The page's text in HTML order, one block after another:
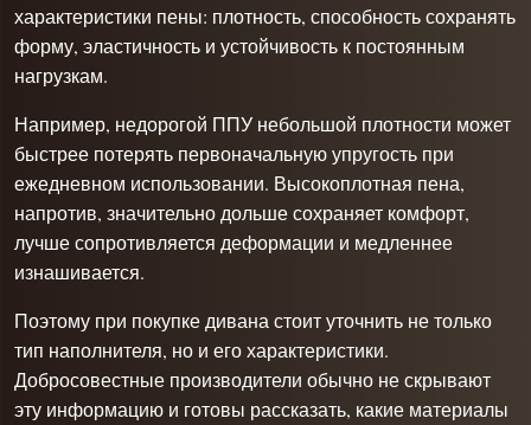
характеристики пены: плотность, способность сохранять
форму, эластичность и устойчивость к постоянным
нагрузкам.
Например, недорогой ППУ небольшой плотности может
быстрее потерять первоначальную упругость при
ежедневном использовании. Высокоплотная пена,
напротив, значительно дольше сохраняет комфорт,
лучше сопротивляется деформации и медленнее
изнашивается.
Поэтому при покупке дивана стоит уточнить не только
тип наполнителя, но и его характеристики.
Добросовестные производители обычно не скрывают
эту информацию и готовы рассказать, какие материалы